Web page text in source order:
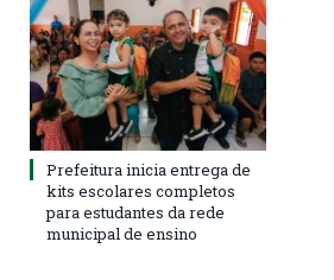
Prefeitura inicia entrega de
kits escolares completos
para estudantes da rede
municipal de ensino